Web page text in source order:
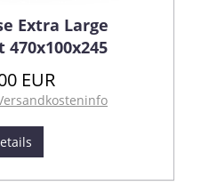
Extra Large
EUR